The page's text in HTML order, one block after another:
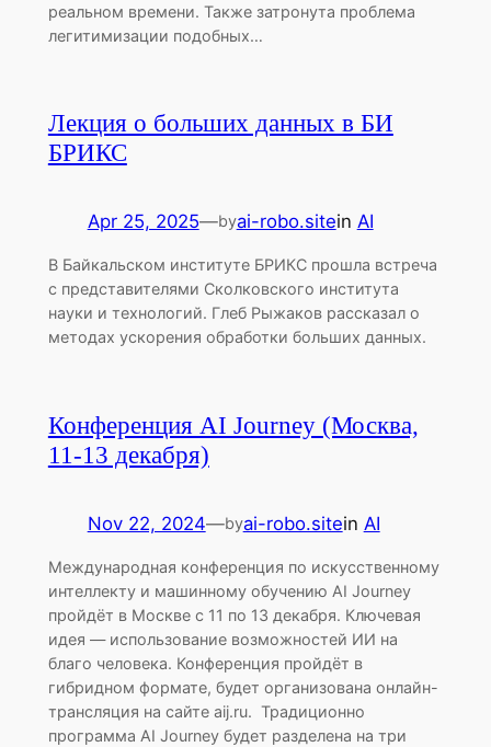
реальном времени. Также затронута проблема
легитимизации подобных…
Лекция о больших данных в БИ
БРИКС
Apr 25, 2025—byai-robo.sitein AI
В Байкальском институте БРИКС прошла встреча
с представителями Сколковского института
науки и технологий. Глеб Рыжаков рассказал о
методах ускорения обработки больших данных.
Конференция AI Journey (Москва,
11-13 декабря)
Nov 22, 2024—byai-robo.sitein AI
Международная конференция по искусственному
интеллекту и машинному обучению AI Journey
пройдёт в Москве с 11 по 13 декабря. Ключевая
идея — использование возможностей ИИ на
благо человека. Конференция пройдёт в
гибридном формате, будет организована онлайн-
трансляция на сайте aij.ru. Традиционно
программа AI Journey будет разделена на три